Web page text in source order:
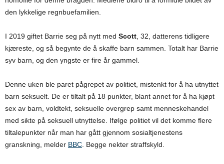
den lykkelige regnbuefamilien.
I 2019 giftet Barrie seg på nytt med Scott, 32, datterens tidligere
kjæreste, og så begynte de å skaffe barn sammen. Totalt har Barrie
syv barn, og den yngste er fire år gammel.
Denne uken ble paret pågrepet av politiet, mistenkt for å ha utnyttet
barn seksuelt. De er tiltalt på 18 punkter, blant annet for å ha kjøpt
sex av barn, voldtekt, seksuelle overgrep samt menneskehandel
med sikte på seksuell utnyttelse. Ifølge politiet vil det komme flere
tiltalepunkter når man har gått gjennom sosialtjenestens
granskning, melder BBC. Begge nekter straffskyld.